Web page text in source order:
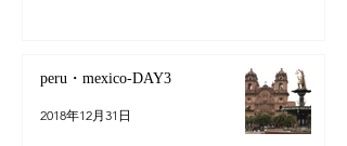
peru・mexico-DAY3
2018年12月31日